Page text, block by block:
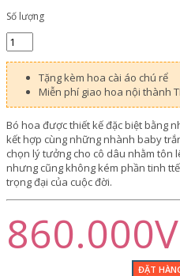
Số lượng
Tặng kèm hoa cài áo chú rể
Miễn phí giao hoa nội thành
Bó hoa được thiết kế đặc biệt bằng
kết hợp cùng những nhành baby
chọn lý tưởng cho cô dâu nhằm tôn
nhưng cũng không kém phần tinh
trọng đại của cuộc đời.